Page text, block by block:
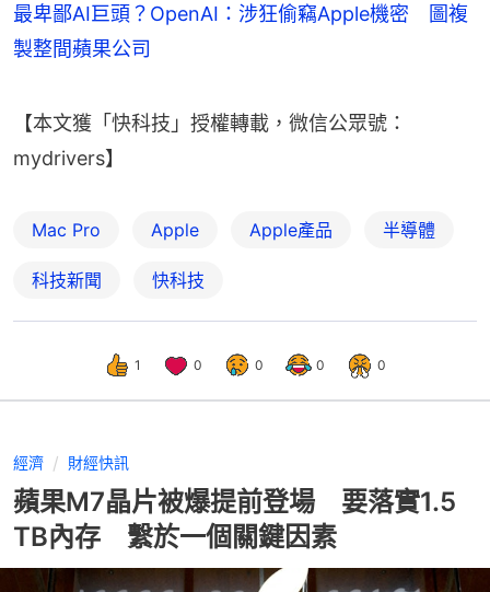
最卑鄙AI巨頭？OpenAI：涉狂偷竊Apple機密 圖複
製整間蘋果公司
【本文獲「快科技」授權轉載，微信公眾號：
mydrivers】
Mac Pro Apple Apple產品 半導體
科技新聞 快科技
1 0 0 0 0
經濟 財經快訊
蘋果M7晶片被爆提前登場 要落實1.5
TB內存 繫於一個關鍵因素